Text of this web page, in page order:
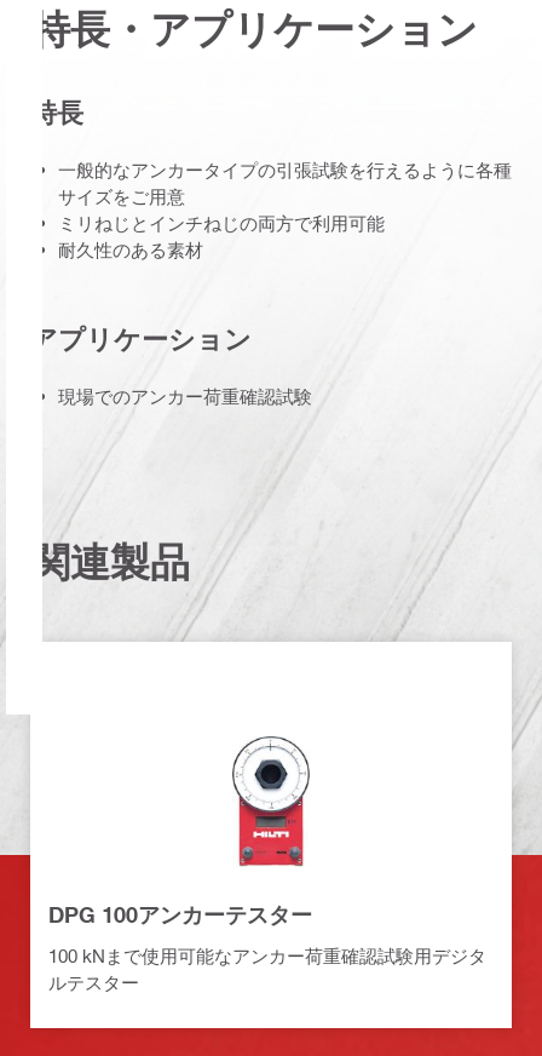
特長・アプリケーション
特長
一般的なアンカータイプの引張試験を行えるように各種
サイズをご用意
ミリねじとインチねじの両方で利用可能
耐久性のある素材
アプリケーション
現場でのアンカー荷重確認試験
関連製品
DPG 100アンカーテスター
100 kNまで使用可能なアンカー荷重確認試験用デジタ
ルテスター